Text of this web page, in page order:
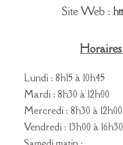
Site Web :
Lundi : 8h15 à 10h45
Mardi : 8h30 à 12h00
Mercredi : 8h30 à 12h00
Vendredi : 13h00 à 16h30